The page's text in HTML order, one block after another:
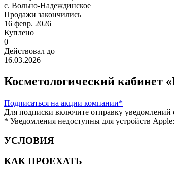
с. Вольно-Надеждинское
Продажи закончились
16 февр. 2026
Куплено
0
Действовал до
16.03.2026
Косметологический кабинет
Подписаться на акции компании*
Для подписки включите отправку уведомлений
* Уведомления недоступны для устройств
УСЛОВИЯ
КАК ПРОЕХАТЬ